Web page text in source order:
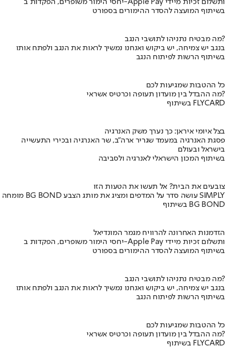
יחסי הימור משופרים, הפקדות ב-Apple Pay ותשלום זכיות מיידי
בשיתוף המועצה להסדר ההימורים בספורט
מה מבטיח נתניהו לתושבי הנגב?
בנגב יש צמיחה, יש ביקוש ואנחנו נמשיך לראות את הנגב ולפתח אותו
בשיתוף הרשות לפיתוח הנגב
כל ההטבות שמגיעות לכם
מה ההבדל בין מועדון תעופה וכרטיס אשראי?
בשיתוף FLYCARD
בצל איומי איראן: כך נערך משק האנרגיה
פסגת האנרגיה במעמד שגריר ארה"ב, שר האנרגיה ובכירי התעשייה
בישראל ובעולם
בשיתוף המכון הישראלי לאנרגיה ולסביבה
צובעים את הבית? אל תעשו את הטעות הזו
מומחה BG BOND עושה סדר על המדפים ומציג את מותג הצבע SIMPLY
בשיתוף BG BOND
הזדמנות האחרונה להרוויח מגמר המונדיאל
יחסי הימור משופרים, הפקדות ב-Apple Pay ותשלום זכיות מיידי
בשיתוף המועצה להסדר ההימורים בספורט
מה מבטיח נתניהו לתושבי הנגב?
בנגב יש צמיחה, יש ביקוש ואנחנו נמשיך לראות את הנגב ולפתח אותו
בשיתוף הרשות לפיתוח הנגב
כל ההטבות שמגיעות לכם
מה ההבדל בין מועדון תעופה וכרטיס אשראי?
בשיתוף FLYCARD